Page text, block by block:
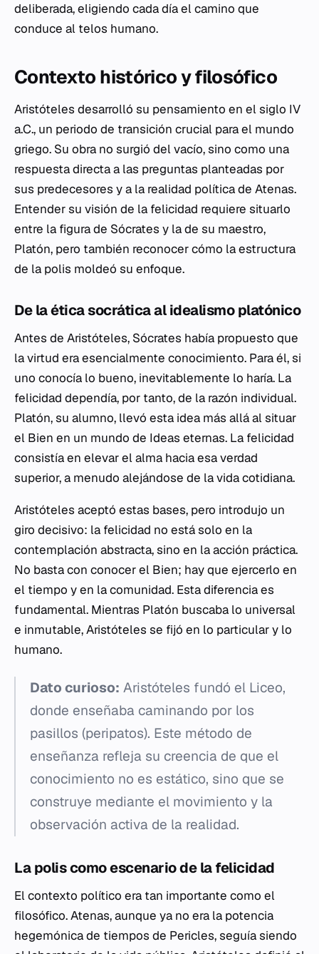
deliberada, eligiendo cada día el camino que
conduce al telos humano.
Contexto histórico y filosófico
Aristóteles desarrolló su pensamiento en el siglo IV
a.C., un periodo de transición crucial para el mundo
griego. Su obra no surgió del vacío, sino como una
respuesta directa a las preguntas planteadas por
sus predecesores y a la realidad política de Atenas.
Entender su visión de la felicidad requiere situarlo
entre la figura de Sócrates y la de su maestro,
Platón, pero también reconocer cómo la estructura
de la polis moldeó su enfoque.
De la ética socrática al idealismo platónico
Antes de Aristóteles, Sócrates había propuesto que
la virtud era esencialmente conocimiento. Para él, si
uno conocía lo bueno, inevitablemente lo haría. La
felicidad dependía, por tanto, de la razón individual.
Platón, su alumno, llevó esta idea más allá al situar
el Bien en un mundo de Ideas eternas. La felicidad
consistía en elevar el alma hacia esa verdad
superior, a menudo alejándose de la vida cotidiana.
Aristóteles aceptó estas bases, pero introdujo un
giro decisivo: la felicidad no está solo en la
contemplación abstracta, sino en la acción práctica.
No basta con conocer el Bien; hay que ejercerlo en
el tiempo y en la comunidad. Esta diferencia es
fundamental. Mientras Platón buscaba lo universal
e inmutable, Aristóteles se fijó en lo particular y lo
humano.
Dato curioso: Aristóteles fundó el Liceo,
donde enseñaba caminando por los
pasillos (peripatos). Este método de
enseñanza refleja su creencia de que el
conocimiento no es estático, sino que se
construye mediante el movimiento y la
observación activa de la realidad.
La polis como escenario de la felicidad
El contexto político era tan importante como el
filosófico. Atenas, aunque ya no era la potencia
hegemónica de tiempos de Pericles, seguía siendo